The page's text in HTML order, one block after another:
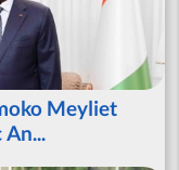
Meyliet
An...